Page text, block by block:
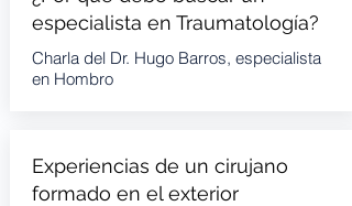
especialista en Traumatología?
Charla del Dr. Hugo Barros, especialista
en Hombro
Experiencias de un cirujano
formado en el exterior